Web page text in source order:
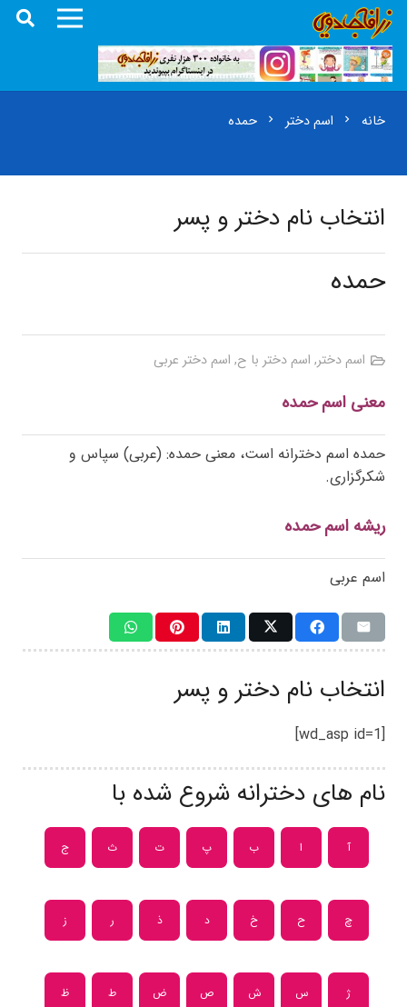
خانه chevron_right اسم دختر chevron_right حمده
انتخاب نام دختر و پسر
حمده
اسم دختر, اسم دختر با ح, اسم دختر عربی
معنی اسم حمده
حمده اسم دخترانه است، معنی حمده: (عربی) سپاس و
شکرگزاری.
ریشه اسم حمده
اسم عربی
انتخاب نام دختر و پسر
[wd_asp id=1]
نام های دخترانه شروع شده با
آ ا ب پ ت ث ج
چ ح خ د ذ ر ز
ژ س ش ص ض ط ظ